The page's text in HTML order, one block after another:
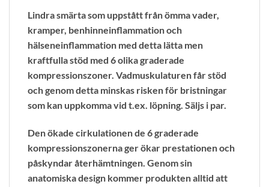
Lindra smärta som uppstått från ömma vader,
kramper, benhinneinflammation och
hälseneinflammation med detta lätta men
kraftfulla stöd med 6 olika graderade
kompressionszoner. Vadmuskulaturen får stöd
och genom detta minskas risken för bristningar
som kan uppkomma vid t.ex. löpning. Säljs i par.
Den ökade cirkulationen de 6 graderade
kompressionszonerna ger ökar prestationen och
påskyndar återhämtningen. Genom sin
anatomiska design kommer produkten alltid att